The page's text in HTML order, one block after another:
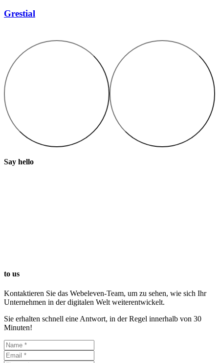
Grestial
Say hello
to us
Kontaktieren Sie das Webeleven-Team, um zu sehen, wie sich Ihr
Unternehmen in der digitalen Welt weiterentwickelt.
Sie erhalten schnell eine Antwort, in der Regel innerhalb von 30
Minuten!